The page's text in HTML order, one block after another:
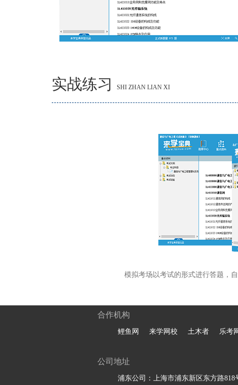
实战练习 SHI ZHAN LIAN XI
模拟考场以考试的形式进行答题，
合作机构
鲤鱼网 来学网校 土木者 乐考
公司地址
浦东公司：上海市浦东新区东方路818